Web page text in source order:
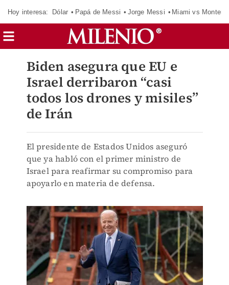
Hoy interesa: Dólar Papá de Messi Jorge Messi Miami vs
Biden asegura que EU e
Israel derribaron “casi
todos los drones y misiles”
de Irán
El presidente de Estados Unidos aseguró
que ya habló con el primer ministro de
Israel para reafirmar su compromiso para
apoyarlo en materia de defensa.